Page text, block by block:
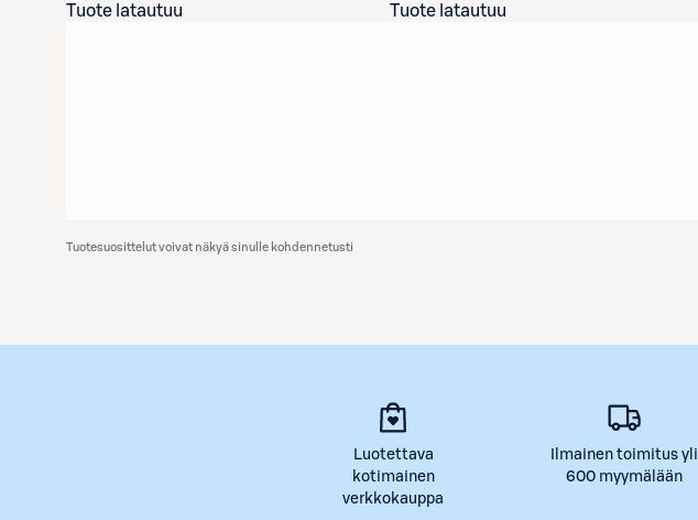
Tuote latautuu
Tuote latautuu
Tuotesuosittelut voivat näkyä sinulle kohdennetusti
Luotettava
kotimainen
verkkokauppa
Ilmainen toimitus yli
600 myymälään